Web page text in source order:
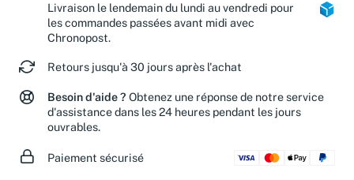
Livraison le lendemain du lundi au vendredi pour
les commandes passées avant midi avec
Chronopost.
Retours jusqu'à 30 jours après l'achat
Besoin d'aide ? Obtenez une réponse de notre service
d'assistance dans les 24 heures pendant les jours
ouvrables.
Paiement sécurisé